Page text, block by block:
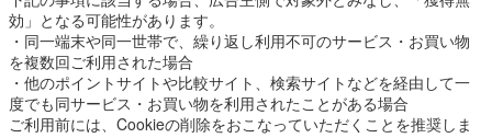
効」となる可能性があります。
・同一端末や同一世帯で、繰り返し利用不可のサービス・お買い物
を複数回ご利用された場合
・他のポイントサイトや比較サイト、検索サイトなどを経由して一
度でも同サービス・お買い物を利用されたことがある場合
ご利用前には、Cookieの削除をおこなっていただくことを推奨しま